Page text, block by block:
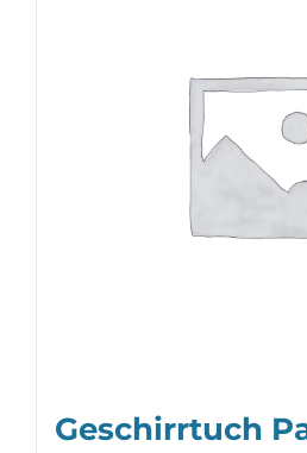
Geschirrtuch